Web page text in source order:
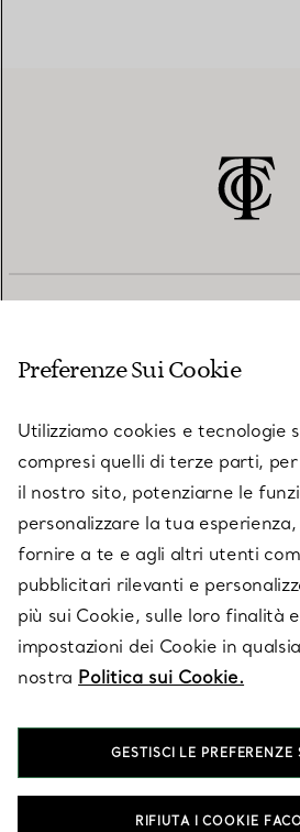
SU TIFFANY & CO.
LEGALE
SEGUICI
Preferenze Sui Cookie
Utilizziamo cookies e tecnologie
compresi quelli di terze parti,
il nostro sito, potenziarne le
personalizzare la tua
fornire a te e agli altri utenti
pubblicitari rilevanti e
più sui Cookie, sulle loro finalità
impostazioni dei Cookie in
nostra Politica sui Cookie.
GESTISCI LE PREFERENZE
RIFIUTA I COOKIE